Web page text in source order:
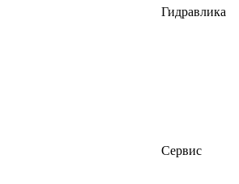
Гидравлика
Сервис